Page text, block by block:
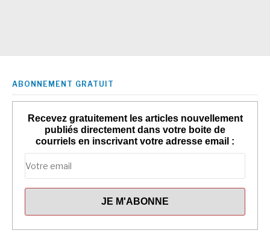
ABONNEMENT GRATUIT
Recevez gratuitement les articles nouvellement
publiés directement dans votre boite de
courriels en inscrivant votre adresse email :